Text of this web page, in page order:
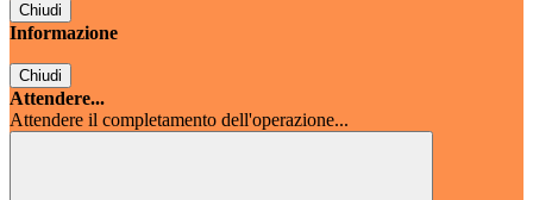
Chiudi
Informazione
Chiudi
Attendere...
Attendere il completamento dell'operazione...